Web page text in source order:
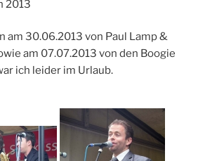
2013
am 30.06.2013 von Paul Lamp &
am 07.07.2013 von den Boogie
ich leider im Urlaub.